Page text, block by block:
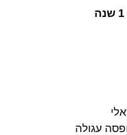
עגולה